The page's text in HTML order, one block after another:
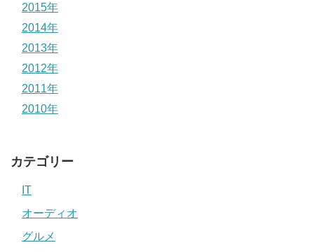
2015年
2014年
2013年
2012年
2011年
2010年
カテゴリー
IT
オーディオ
グルメ